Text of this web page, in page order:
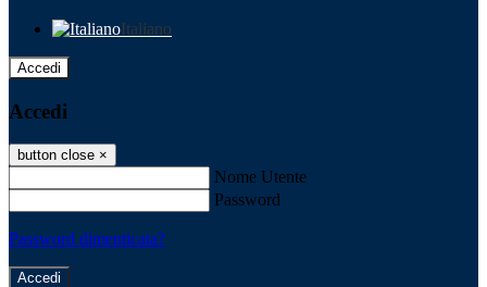
Italiano
Accedi
Accedi
button close ×
Nome Utente
Password
Password dimenticata?